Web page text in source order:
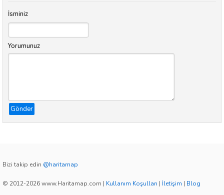
İsminiz
Yorumunuz
Gönder
Bizi takip edin @haritamap
© 2012-2026 www.Haritamap.com | Kullanım Koşulları | İletişim | Blog